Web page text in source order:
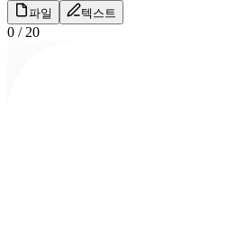
파일 텍스트
0 / 20